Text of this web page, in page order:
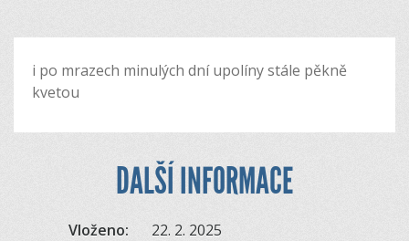
i po mrazech minulých dní upolíny stále pěkně
kvetou
DALŠÍ INFORMACE
Vloženo:
22. 2. 2025